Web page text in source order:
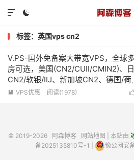


标签：英国vps cn2
V.PS-国外免备案大带宽VPS，全球
房可选，美国(CN2/CUII/CMIN2)、
CN2/软银/IIJ、新加坡CN2、德国/荷
兰/CN2+CUII、英国CUII，特价优惠
 VPS优惠 阅读(1978)
© 2019-2026 阿森博客 网站地图 | 本站由
备2025135810号-1
豫公网安